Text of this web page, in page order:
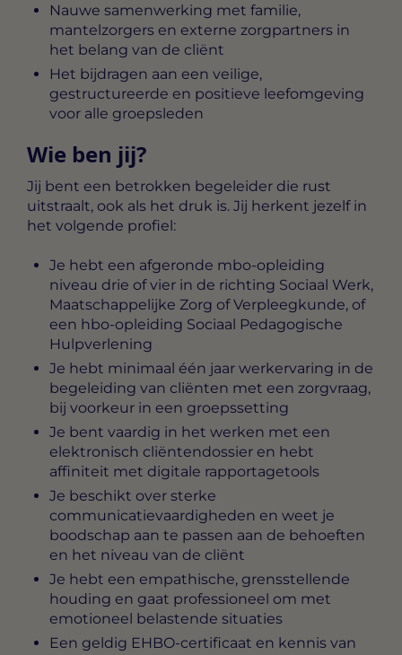
Nauwe samenwerking met familie,
mantelzorgers en externe zorgpartners in
het belang van de cliënt
Het bijdragen aan een veilige,
gestructureerde en positieve leefomgeving
voor alle groepsleden
Wie ben jij?
Jij bent een betrokken begeleider die rust
uitstraalt, ook als het druk is. Jij herkent jezelf in
het volgende profiel:
Je hebt een afgeronde mbo-opleiding
niveau drie of vier in de richting Sociaal Werk,
Maatschappelijke Zorg of Verpleegkunde, of
een hbo-opleiding Sociaal Pedagogische
Hulpverlening
Je hebt minimaal één jaar werkervaring in de
begeleiding van cliënten met een zorgvraag,
bij voorkeur in een groepssetting
Je bent vaardig in het werken met een
elektronisch cliëntendossier en hebt
affiniteit met digitale rapportagetools
Je beschikt over sterke
communicatievaardigheden en weet je
boodschap aan te passen aan de behoeften
en het niveau van de cliënt
Je hebt een empathische, grensstellende
houding en gaat professioneel om met
emotioneel belastende situaties
Een geldig EHBO-certificaat en kennis van